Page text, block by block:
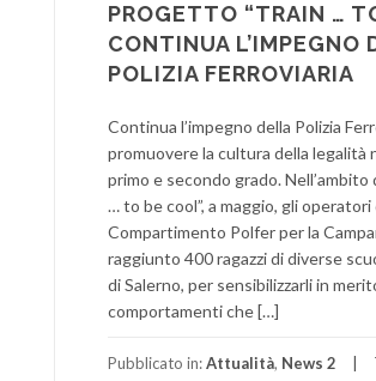
PROGETTO “TRAIN …
CONTINUA L’IMPEGNO
POLIZIA FERROVIARIA
Continua l’impegno della Polizia
promuovere la cultura della legalità
primo e secondo grado.
… to be cool”, a maggio, gli operatori
Compartimento Polfer per la
raggiunto 400 ragazzi di diverse
di Salerno, per sensibilizzarli in
comportamenti che […]
Pubblicato in:Attualità, News 2